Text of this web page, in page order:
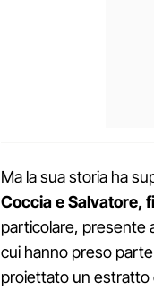
Ma la sua storia ha
Coccia e Salvatore,
particolare, presente
cui hanno preso
proiettato un estratto